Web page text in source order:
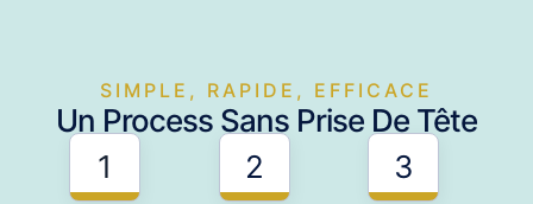
SIMPLE, RAPIDE, EFFICACE
Un Process Sans Prise De Tête
1
2
3